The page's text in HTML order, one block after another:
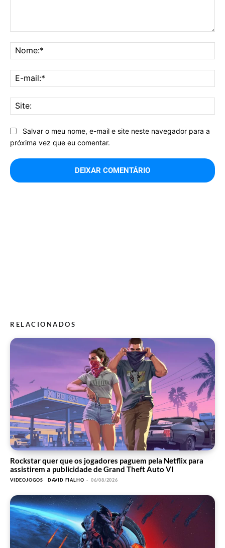
Salvar o meu nome, e-mail e site neste navegador para a
próxima vez que eu comentar.
RELACIONADOS
Rockstar quer que os jogadores paguem pela Netflix para
assistirem a publicidade de Grand Theft Auto VI
VIDEOJOGOS DAVID FIALHO - 06/08/2026